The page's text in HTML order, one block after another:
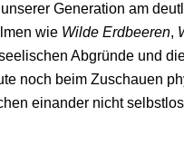
Generation am
wie Wilde Erdbeeren,
Abgründe und
noch beim Zuschauen
einander nicht